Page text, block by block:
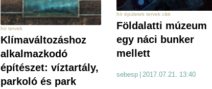
hír tervek
Klímaváltozáshoz
alkalmazkodó
építészet: víztartály,
parkoló és park
hír épületek tervek cikk
Földalatti múzeum
egy náci bunker
mellett
sebesp 2017.07.21. 13:40